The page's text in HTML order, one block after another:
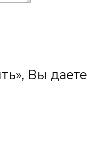
Вы даете